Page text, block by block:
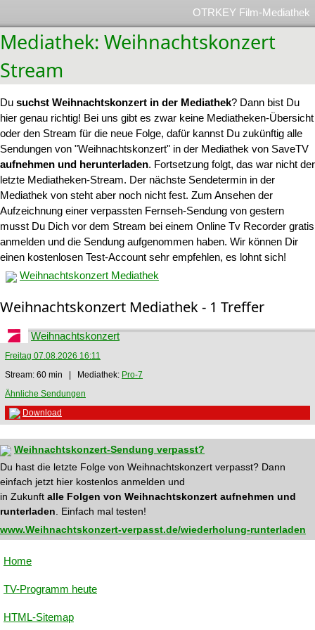
OTRKEY Film-Mediathek
Mediathek: Weihnachtskonzert
Stream
Du suchst Weihnachtskonzert in der Mediathek? Dann bist Du
hier genau richtig! Bei uns gibt es zwar keine Mediatheken-Übersicht
oder den Stream für die neue Folge, dafür kannst Du zukünftig alle
Sendungen von "Weihnachtskonzert" in der Mediathek von SaveTV
aufnehmen und herunterladen. Fortsetzung folgt, das war nicht der
letzte Mediatheken-Stream. Der nächste Sendetermin in der
Mediathek von steht aber noch nicht fest. Zum Ansehen der
Aufzeichnung einer verpassten Fernseh-Sendung von gestern
musst Du Dich vor dem Stream bei einem Online Tv Recorder gratis
anmelden und die Sendung aufgenommen haben. Wir können Dir
einen kostenlosen Test-Account sehr empfehlen, es lohnt sich!
Weihnachtskonzert Mediathek
Weihnachtskonzert Mediathek - 1 Treffer
Weihnachtskonzert
Freitag 07.08.2026 16:11
Stream: 60 min | Mediathek: Pro-7
Ähnliche Sendungen
Download
Weihnachtskonzert-Sendung verpasst?
Du hast die letzte Folge von Weihnachtskonzert verpasst? Dann
einfach jetzt hier kostenlos anmelden und
in Zukunft alle Folgen von Weihnachtskonzert aufnehmen und
runterladen . Einfach mal testen!
www.Weihnachtskonzert-verpasst.de/wiederholung-runterladen
Home
TV-Programm heute
HTML-Sitemap